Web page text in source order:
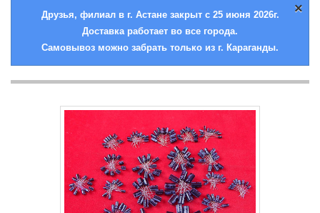
×
Друзья, филиал в г. Астане закрыт с 25 июня 2026г.
Доставка работает во все города.
Самовывоз можно забрать только из г. Караганды.